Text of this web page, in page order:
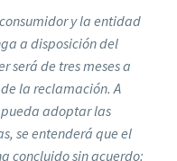
y la entidad
a disposición del
será de tres meses a
la reclamación. A
adoptar las
se entenderá que el
concluido sin acuerdo: